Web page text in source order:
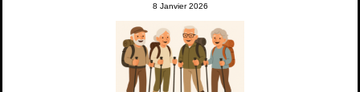
8 Janvier 2026